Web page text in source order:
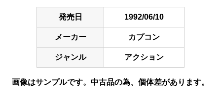
発売日 1992/06/10
メーカー カプコン
ジャンル アクション
画像はサンプルです。中古品の為、個体差があります。